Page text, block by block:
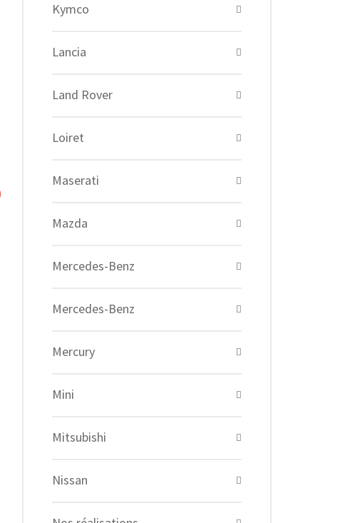
Kymco
Lancia
Land Rover
Loiret
Maserati
Mazda
Mercedes-Benz
Mercedes-Benz
Mercury
Mini
Mitsubishi
Nissan